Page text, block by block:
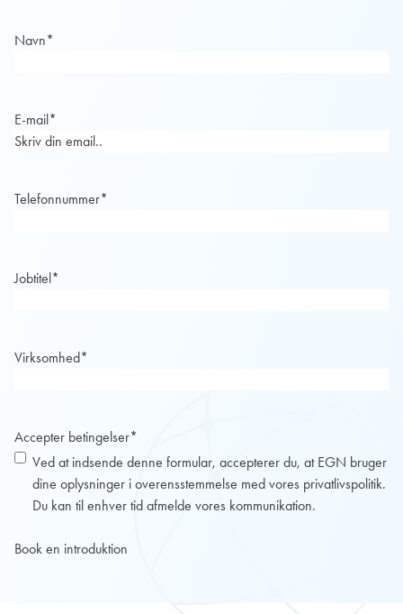
Navn*
E-mail *
Telefonnummer*
Jobtitel *
Virksomhed*
Accepter betingelser*
Ved at indsende denne formular, accepterer du, at EGN bruger
dine oplysninger i overensstemmelse med vores privatlivspolitik.
Du kan til enhver tid afmelde vores kommunikation.